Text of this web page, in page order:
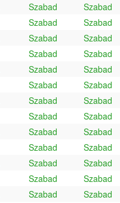
Szabad
Szabad
Szabad
Szabad
Szabad
Szabad
Szabad
Szabad
Szabad
Szabad
Szabad
Szabad
Szabad
Szabad
Szabad
Szabad
Szabad
Szabad
Szabad
Szabad
Szabad
Szabad
Szabad
Szabad
Szabad
Szabad